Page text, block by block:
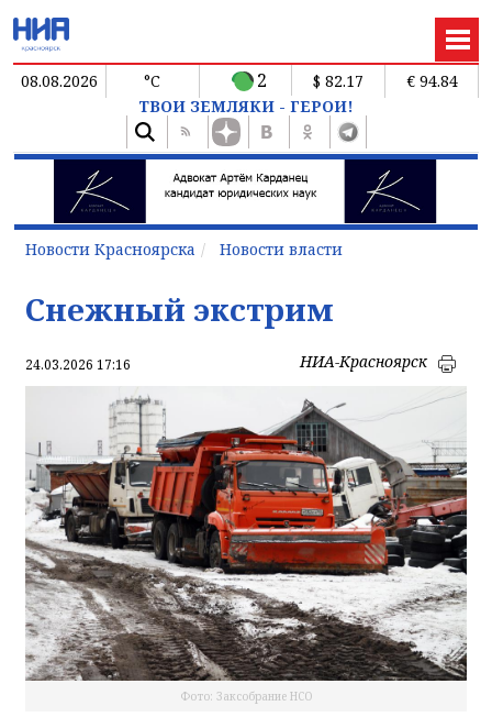
08.08.2026 °C 2 $ 82.17
€ 94.84
ТВОИ ЗЕМЛЯКИ - ГЕРОИ!
Новости Красноярска Новости власти
Снежный экстрим
24.03.2026 17:16 НИА-Красноярск
Фото: Заксобрание НСО